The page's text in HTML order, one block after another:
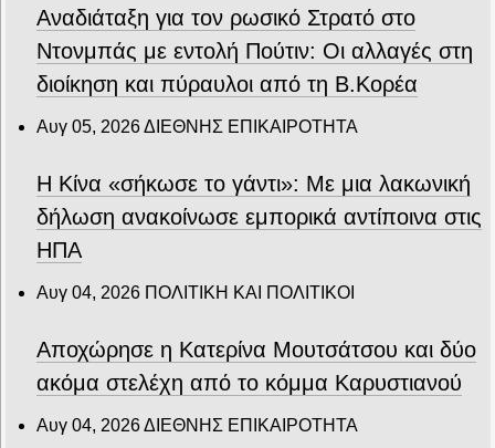
Αναδιάταξη για τον ρωσικό Στρατό στο
Ντονμπάς με εντολή Πούτιν: Οι αλλαγές στη
διοίκηση και πύραυλοι από τη Β.Κορέα
Αυγ 05, 2026ΔΙΕΘΝΗΣ ΕΠΙΚΑΙΡΟΤΗΤΑ
Η Κίνα «σήκωσε το γάντι»: Με μια λακωνική
δήλωση ανακοίνωσε εμπορικά αντίποινα στις
ΗΠΑ
Αυγ 04, 2026 ΠΟΛΙΤΙΚΗ ΚΑΙ ΠΟΛΙΤΙΚΟΙ
Αποχώρησε η Κατερίνα Μουτσάτσου και δύο
ακόμα στελέχη από το κόμμα Καρυστιανού
Αυγ 04, 2026ΔΙΕΘΝΗΣ ΕΠΙΚΑΙΡΟΤΗΤΑ